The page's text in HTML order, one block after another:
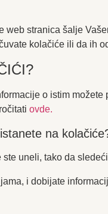
web stranica šalje
kolačiće ili da ih
o istim
ovde.
na
uneli, tako da
i dobijate